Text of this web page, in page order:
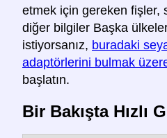
etmek için gereken fişler,
diğer bilgiler Başka
istiyorsanız, buradaki
adaptörlerini bulmak
başlatın.
Bir Bakışta Hızlı